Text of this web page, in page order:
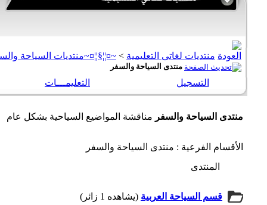
منتديات لغاتى التعليمية > ~¤¦¦§¦¦¤~منتديات السياحة
منتدى السياحة والسفر
التسجيل
التعليمـــات
منتدى السياحة والسفر مناقشة المواضيع السياحية بشكل عام
الأقسام الفرعية : منتدى السياحة والسفر
المنتدى
قسم السياحة العربية (يشاهده 1 زائر)